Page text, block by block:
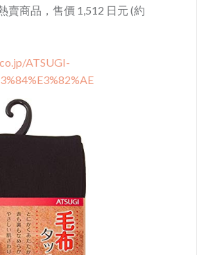
賣商品，售價 1,512 日元 (約
ATSUGI-